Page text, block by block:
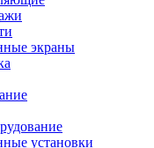
экраны
установки